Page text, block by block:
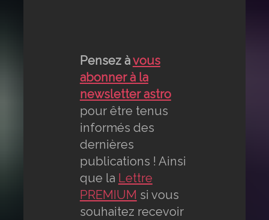
Pensez àvous
abonner à la
newsletter astro
pour être tenus
informés des
dernières
publications ! Ainsi
que la Lettre
PREMIUM si vous
souhaitez recevoir